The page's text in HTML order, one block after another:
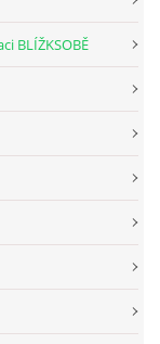
BLÍŽKSOBĚ